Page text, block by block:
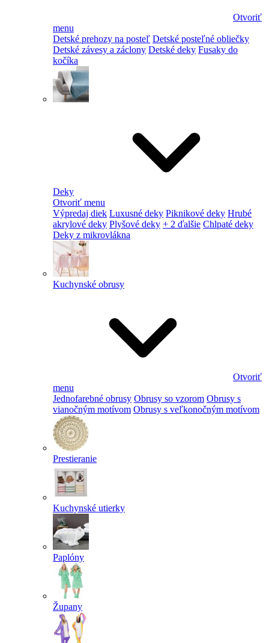
Otvoriť
menu
Detské prehozy na posteľ Detské posteľné obliečky
Detské závesy a záclony Detské deky Fusaky do
kočíka
Deky
Otvoriť menu
Výpredaj diek Luxusné deky Piknikové deky Hrubé
akrylové deky Plyšové deky + 2 ďalšie Chlpaté deky
Deky z mikrovlákna
Kuchynské obrusy
Otvoriť
menu
Jednofarebné obrusy Obrusy so vzorom Obrusy s
vianočným motívom Obrusy s veľkonočným motívom
Prestieranie
Kuchynské utierky
Paplóny
Župany